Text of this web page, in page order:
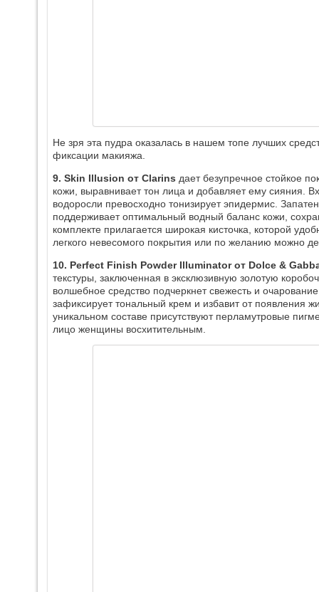
Не зря эта пудра оказалась в нашем топе лучших
фиксации макияжа.
9. Skin Illusion от Clarins дает безупречное стойкое
кожи, выравнивает тон лица и добавляет ему сияния.
водоросли превосходно тонизирует эпидермис.
поддерживает оптимальный водный баланс кожи,
комплекте прилагается широкая кисточка, которой
легкого невесомого покрытия или по желанию можно
10. Perfect Finish Powder Illuminator от Dolce &
текстуры, заключенная в эксклюзивную золотую
волшебное средство подчеркнет свежесть и
зафиксирует тональный крем и избавит от появления
уникальном составе присутствуют перламутровые
лицо женщины восхитительным.